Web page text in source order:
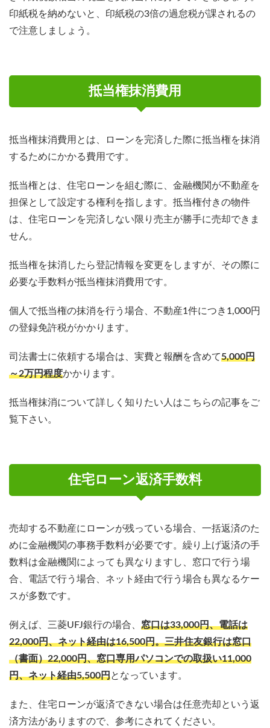
印紙税を納めないと、印紙税の3倍の過怠税が課されるの
で注意しましょう。
抵当権抹消費用
抵当権抹消費用とは、ローンを完済した際に抵当権を抹消
するためにかかる費用です。
抵当権とは、住宅ローンを組む際に、金融機関が不動産を
担保として設定する権利を指します。抵当権付きの物件
は、住宅ローンを完済しない限り売主が勝手に売却できま
せん。
抵当権を抹消したら登記情報を変更をしますが、その際に
必要な手数料が抵当権抹消費用です。
個人で抵当権の抹消を行う場合、不動産1件につき1,000円
の登録免許税がかかります。
司法書士に依頼する場合は、実費と報酬を含めて5,000円
～2万円程度かかります。
抵当権抹消について詳しく知りたい人はこちらの記事をご
覧下さい。
住宅ローン返済手数料
売却する不動産にローンが残っている場合、一括返済のた
めに金融機関の事務手数料が必要です。繰り上げ返済の手
数料は金融機関によっても異なりますし、 窓口で行う場
合、電話で行う場合、ネット経由で行う場合も異なるケー
スが多数です。
例えば、三菱UFJ銀行の場合、 窓口は33,000円、電話は
22,000円、ネット経由は16,500円。三井住友銀行は窓口
（書面）22,000円、窓口専用パソコンでの取扱い11,000
円、ネット経由5,500円となっています。
また、住宅ローンが返済できない場合は任意売却という返
済方法がありますので、参考にされてください。